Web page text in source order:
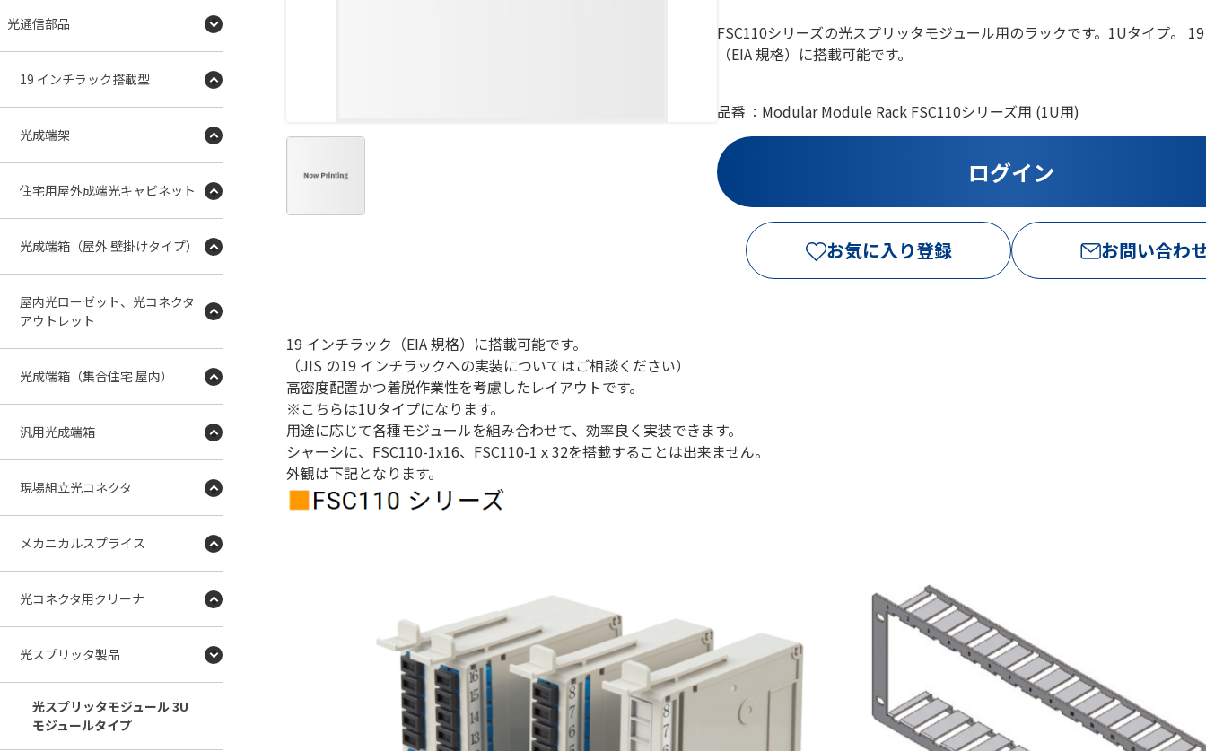
FSC110シリーズの光スプリッタモジュール用のラックです。1Uタイプ。
（EIA 規格）に搭載可能です。
品番 Modular Module Rack FSC110シリーズ用 (1U用)
お気に入り登録 お問い合わ
19 インチラック（EIA 規格）に搭載可能です。
（JIS の19 インチラックへの実装についてはご相談ください）
高密度配置かつ着脱作業性を考慮したレイアウトです。
※こちらは1Uタイプになります。
用途に応じて各種モジュールを組み合わせて、効率良く実装できます。
シャーシに、FSC110-1x16、FSC110-1ｘ32を搭載することは出来ません。
外観は下記となります。
光通信部品
19 インチラック搭載型
光成端架
住宅用屋外成端光キャビネット
光成端箱（屋外 壁掛けタイプ）
屋内光ローゼット、光コネクタ
アウトレット
光成端箱（集合住宅 屋内）
汎用光成端箱
現場組立光コネクタ
メカニカルスプライス
光コネクタ用クリーナ
光スプリッタ製品
光スプリッタモジュール 3U
モジュールタイプ